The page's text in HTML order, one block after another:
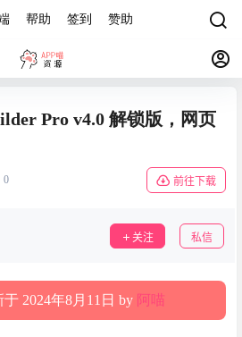
帮助 签到 赞助
Pro v4.0 解锁版，网页
0 前往下载
关注 私信
2024年8月11日 by 阿喵